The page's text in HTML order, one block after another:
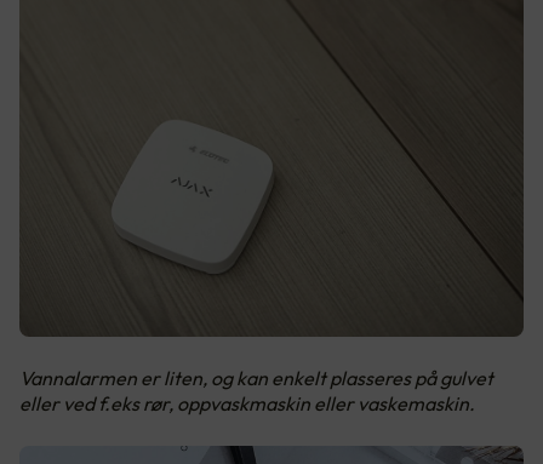
Vannalarmen er liten, og kan enkelt plasseres på gulvet
eller ved f.eks rør, oppvaskmaskin eller vaskemaskin.